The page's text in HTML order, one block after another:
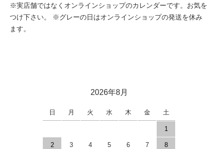
※実店舗ではなくオンラインショップのカレンダーです。お気を
つけ下さい。 ※グレーの日はオンラインショップの発送を休み
ます。
2026年8月
日 月 火 水 木 金 土
1
2 3 4 5 6 7 8